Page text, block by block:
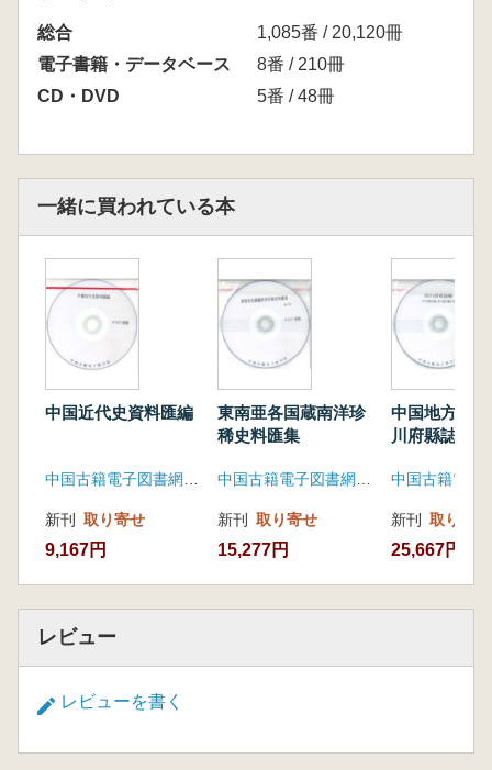
総合
1,085番 / 20,120冊
電子書籍・データベース
8番 / 210冊
CD・DVD
5番 / 48冊
一緒に買われている本
中国近代史資料匯編
中国古籍電子図書網(凱希メディアサービス)
新刊 取り寄せ
9,167円
東南亜各国蔵南洋珍
稀史料匯集
中国古籍電子図書網(凱希メディアサービス)
新刊 取り寄せ
15,277円
中国地方誌
川府縣誌輯
新刊 取り寄せ
25,667円
レビュー
レビューを書く